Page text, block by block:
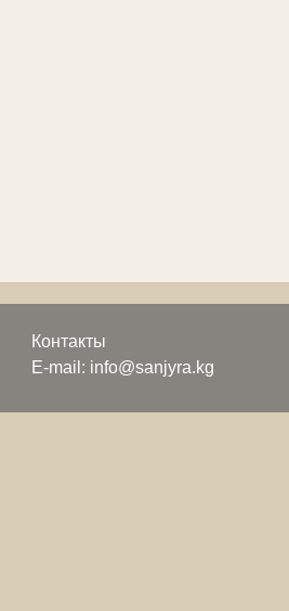
Контакты
E-mail: info@sanjyra.kg